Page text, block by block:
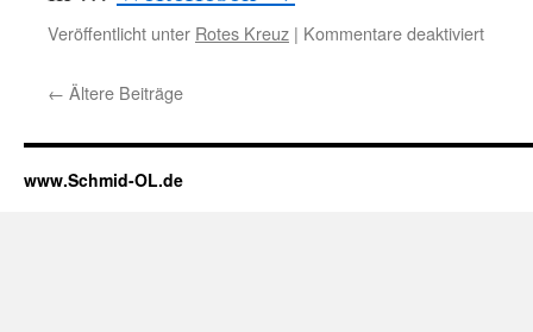
Veröffentlicht unter Rotes Kreuz | Kommentare deaktiviert
← Ältere Beiträge
www.Schmid-OL.de